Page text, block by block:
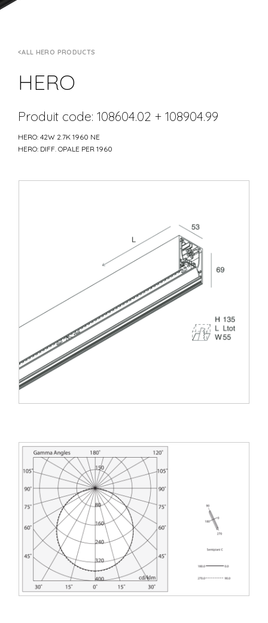
ALL HERO PRODUCTS
HERO
Produit code: 108604.02 + 108904.99
HERO: 42W 2.7K 1960 NE
HERO: DIFF. OPALE PER 1960